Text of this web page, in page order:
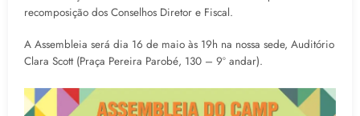
recomposição dos Conselhos Diretor e Fiscal.
A Assembleia será dia 16 de maio às 19h na nossa sede, Auditório
Clara Scott (Praça Pereira Parobé, 130 – 9º andar).